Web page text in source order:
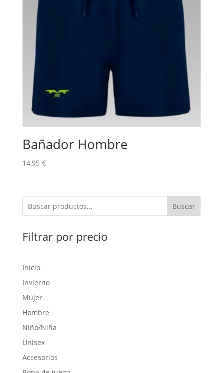
Bañador Hombre
14,95 €
Buscar
Filtrar por precio
Inicio
Invierno
Mujer
Hombre
Niño/Niña
Unisex
Accesorios